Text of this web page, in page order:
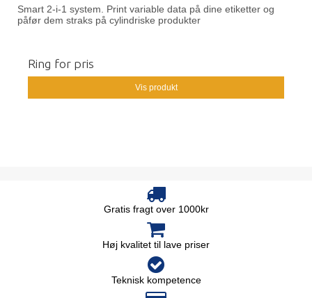
Smart 2-i-1 system. Print variable data på dine etiketter og
påfør dem straks på cylindriske produkter
Ring for pris
Vis produkt
Gratis fragt over 1000kr
Høj kvalitet til lave priser
Teknisk kompetence